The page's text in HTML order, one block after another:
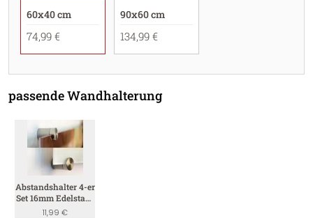
60x40 cm
74,99 €
90x60 cm
134,99 €
passende Wandhalterung
Abstandshalter 4-er
Set 16mm Edelstahl
(Satin 4mm)
11,99 €